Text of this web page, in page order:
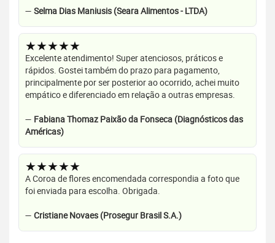
— Selma Dias Maniusis (Seara Alimentos - LTDA)
★★★★★
Excelente atendimento! Super atenciosos, práticos e
rápidos. Gostei também do prazo para pagamento,
principalmente por ser posterior ao ocorrido, achei muito
empático e diferenciado em relação a outras empresas.
— Fabiana Thomaz Paixão da Fonseca (Diagnósticos das
Américas)
★★★★★
A Coroa de flores encomendada correspondia a foto que
foi enviada para escolha. Obrigada.
— Cristiane Novaes (Prosegur Brasil S.A.)